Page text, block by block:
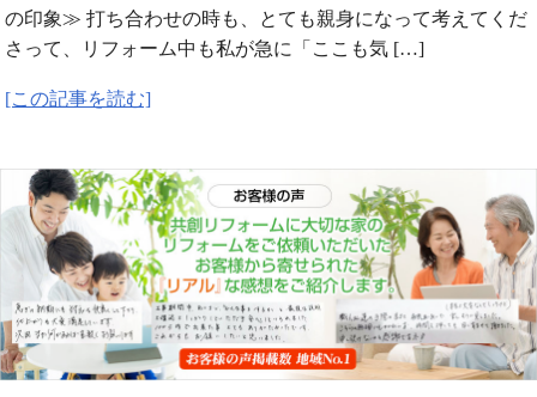
の印象≫ 打ち合わせの時も、とても親身になって考えてくだ
さって、リフォーム中も私が急に「ここも気 […]
[この記事を読む]